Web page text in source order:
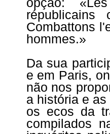
opção:
républicains
Combattons
hommes.»
Da sua
e em Paris,
não nos
a história e
os ecos da
compilados